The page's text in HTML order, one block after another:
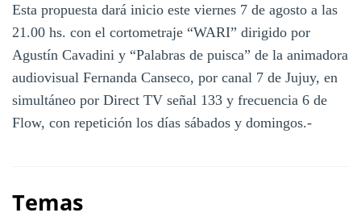
Esta propuesta dará inicio este viernes 7 de agosto a las
21.00 hs. con el cortometraje “WARI” dirigido por
Agustín Cavadini y “Palabras de puisca” de la animadora
audiovisual Fernanda Canseco, por canal 7 de Jujuy, en
simultáneo por Direct TV señal 133 y frecuencia 6 de
Flow, con repetición los días sábados y domingos.-
Temas